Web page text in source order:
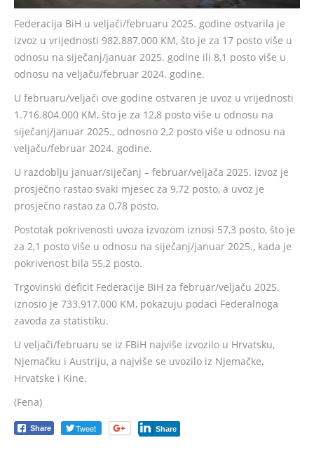
Federacija BiH u veljači/februaru 2025. godine ostvarila je
izvoz u vrijednosti 982.887.000 KM, što je za 17 posto više u
odnosu na siječanj/januar 2025. godine ili 8,1 posto više u
odnosu na veljaču/februar 2024. godine.
U februaru/veljači ove godine ostvaren je uvoz u vrijednosti
1.716.804.000 KM, što je za 12,8 posto više u odnosu na
siječanj/januar 2025., odnosno 2,2 posto više u odnosu na
veljaču/februar 2024. godine.
U razdoblju januar/siječanj – februar/veljača 2025. izvoz je
prosječno rastao svaki mjesec za 9,72 posto, a uvoz je
prosječno rastao za 0,78 posto.
Postotak pokrivenosti uvoza izvozom iznosi 57,3 posto, što je
za 2,1 posto više u odnosu na siječanj/januar 2025., kada je
pokrivenost bila 55,2 posto.
Trgovinski deficit Federacije BiH za februar/veljaču 2025.
iznosio je 733.917.000 KM, pokazuju podaci Federalnoga
zavoda za statistiku.
U veljači/februaru se iz FBiH najviše izvozilo u Hrvatsku,
Njemačku i Austriju, a najviše se uvozilo iz Njemačke,
Hrvatske i Kine.
(Fena)
Share Tweet Share